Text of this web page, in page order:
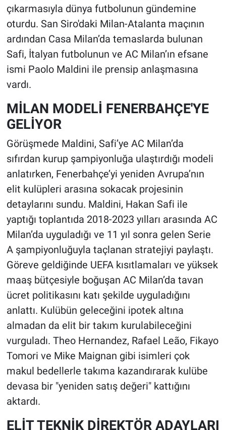
çıkarmasıyla dünya futbolunun gündemine
oturdu. San Siro'daki Milan-Atalanta maçının
ardından Casa Milan’da temaslarda bulunan
Safi, İtalyan futbolunun ve AC Milan’ın efsane
ismi Paolo Maldini ile prensip anlaşmasına
vardı.
MİLAN MODELİ FENERBAHÇE'YE
GELİYOR
Görüşmede Maldini, Safi’ye AC Milan’da
sıfırdan kurup şampiyonluğa ulaştırdığı modeli
anlatırken, Fenerbahçe’yi yeniden Avrupa’nın
elit kulüpleri arasına sokacak projesinin
detaylarını sundu. Maldini, Hakan Safi ile
yaptığı toplantıda 2018-2023 yılları arasında AC
Milan’da uyguladığı ve 11 yıl sonra gelen Serie
A şampiyonluğuyla taçlanan stratejiyi paylaştı.
Göreve geldiğinde UEFA kısıtlamaları ve yüksek
maaş bütçesiyle boğuşan AC Milan’da tavan
ücret politikasını katı şekilde uyguladığını
anlattı. Kulübün geleceğini ipotek altına
almadan da elit bir takım kurulabileceğini
vurguladı. Theo Hernandez, Rafael Leão, Fikayo
Tomori ve Mike Maignan gibi isimleri çok
makul bedellerle takıma kazandırarak kulübe
devasa bir "yeniden satış değeri" kattığını
aktardı.
ELİT TEKNİK DİREKTÖR ADAYLARI